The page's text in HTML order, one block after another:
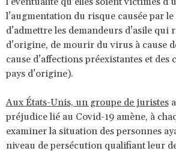
l’augmentation du risque causée par
d’admettre les demandeurs d’asile
d’origine, de mourir du virus à cause
cause d’affections préexistantes et
pays d’origine).
Aux États-Unis, un groupe de juristesa
préjudice lié au Covid-19 amène, à
examiner la situation des personnes
niveau de persécution qualifiant leur